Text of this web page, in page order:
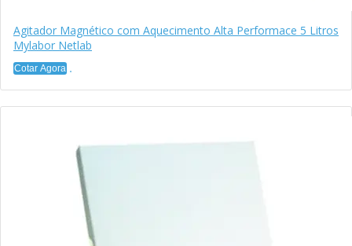
Agitador Magnético com Aquecimento Alta Performace 5 Litros
Mylabor Netlab
Cotar Agora